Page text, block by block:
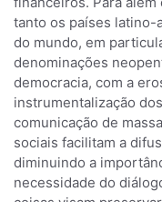
tanto os países latino-
do mundo, em
denominações
democracia, com a
instrumentalização
comunicação de
sociais facilitam a
diminuindo a
necessidade do